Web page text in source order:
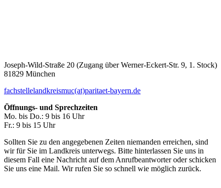
Joseph-Wild-Straße 20 (Zugang über Werner-Eckert-Str. 9, 1. Stock)
81829 München
fachstellelandkreismuc(at)paritaet-bayern.de
Öffnungs- und Sprechzeiten
Mo. bis Do.: 9 bis 16 Uhr
Fr.: 9 bis 15 Uhr
Sollten Sie zu den angegebenen Zeiten niemanden erreichen, sind
wir für Sie im Landkreis unterwegs. Bitte hinterlassen Sie uns in
diesem Fall eine Nachricht auf dem Anrufbeantworter oder schicken
Sie uns eine Mail. Wir rufen Sie so schnell wie möglich zurück.